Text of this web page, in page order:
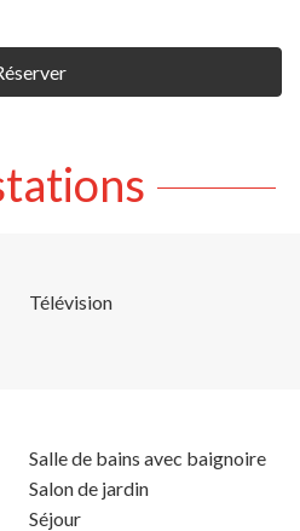
Télévision
Salle de bains avec baignoire
Salon de jardin
Séjour